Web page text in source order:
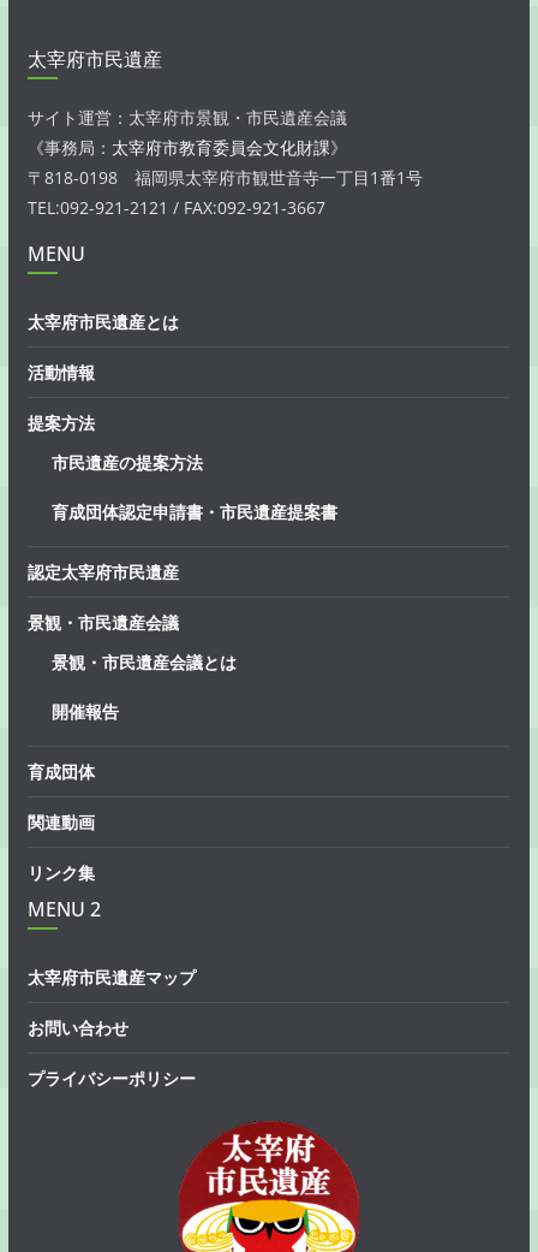
太宰府市民遺産
サイト運営：太宰府市景観・市民遺産会議
《事務局： 太宰府市教育委員会文化財課》
〒818-0198 福岡県太宰府市観世音寺一丁目1番1号
TEL:092-921-2121 / FAX:092-921-3667
MENU
太宰府市民遺産とは
活動情報
提案方法
市民遺産の提案方法
育成団体認定申請書・市民遺産提案書
認定太宰府市民遺産
景観・市民遺産会議
景観・市民遺産会議とは
開催報告
育成団体
関連動画
リンク集
MENU 2
太宰府市民遺産マップ
お問い合わせ
プライバシーポリシー